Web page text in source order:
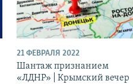
21 ФЕВРАЛЯ 2022
Шантаж признанием
«ЛДНР» | Крымский вечер